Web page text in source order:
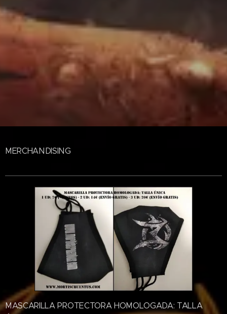
MERCHANDISING
MASCARILLA PROTECTORA HOMOLOGADA: TALLA